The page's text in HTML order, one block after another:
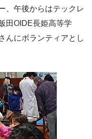
、午後からはテックレ
田OIDE長姫高等学
んにボランティアとし